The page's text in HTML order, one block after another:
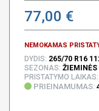
77,00 €
NEMOKAMAS
DYDIS: 265/70 R16
SEZONAS: ŽIEMINĖS
PRISTATYMO LAIKAS:
PRIEINAMUMAS: